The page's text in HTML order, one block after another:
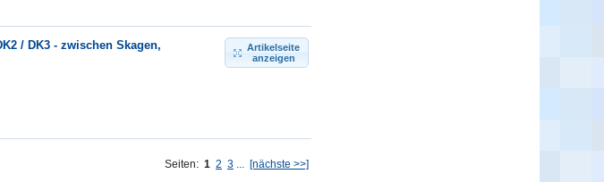
/ DK3 - zwischen Skagen,
Artikelseite
anzeigen
Seiten: 1 2 3 [nächste >>]